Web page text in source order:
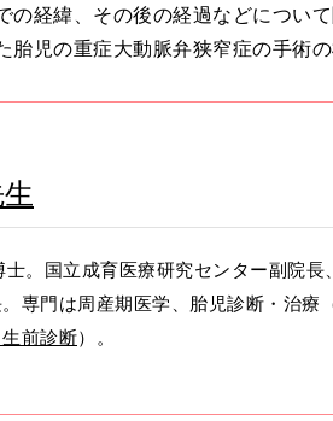
の経緯、その後の経過などについ
児の重症大動脈弁狭窄症の手術の
士。国立成育医療研究センター副院長
専門は周産期医学、胎児診断・治療
前診断）。